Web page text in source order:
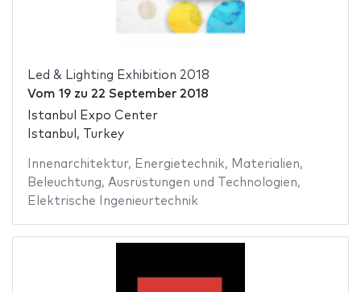
Led & Lighting Exhibition 2018
Vom 19zu 22 September 2018
Istanbul Expo Center
Istanbul, Turkey
Innenarchitektur, Energietechnik, Materialien,
Beleuchtung, Ausrüstungen und Technologien,
Elektrische Ingenieurtechnik